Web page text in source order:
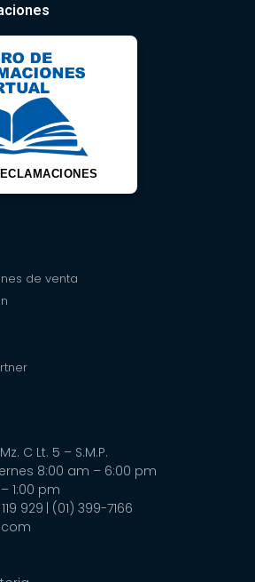
de venta
C Lt. 5 – S.M.P.
8:00 am – 6:00 pm
1:00 pm
929 | (01) 399-7166